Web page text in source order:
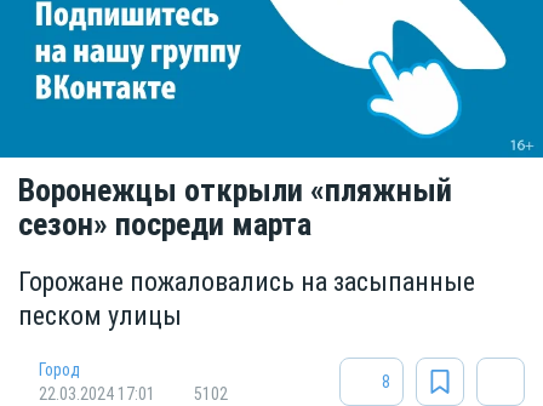
Воронежцы открыли «пляжный
сезон» посреди марта
Горожане пожаловались на засыпанные
песком улицы
Город
22.03.2024 17:01
5102
8